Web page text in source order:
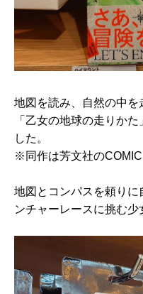
地図を読み、自然の中
「乙女の地球の走りか
した。
※同作は芳文社のCOMIC
地図とコンパスを頼り
ンチャーレースに挑む少